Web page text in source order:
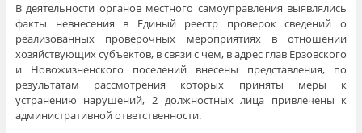
В деятельности органов местного самоуправления выявлялись
факты невнесения в Единый реестр проверок сведений о
реализованных проверочных мероприятиях в отношении
хозяйствующих субъектов, в связи с чем, в адрес глав Ерзовского
и Новожизненского поселений внесены представления, по
результатам рассмотрения которых приняты меры к
устранению нарушений, 2 должностных лица привлечены к
административной ответственности.